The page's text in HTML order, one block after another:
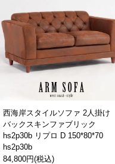
西海岸スタイルソファ 2人掛け
バックスキンファブリック
hs2p30b リプロ D 150*80*70
hs2p30b
84,800円(税込)